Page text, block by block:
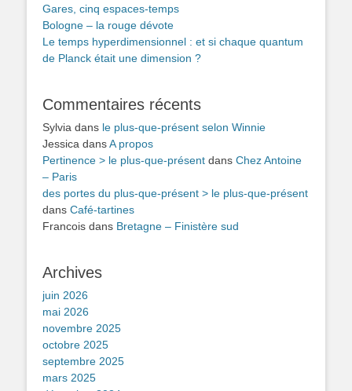
Gares, cinq espaces-temps
Bologne – la rouge dévote
Le temps hyperdimensionnel : et si chaque quantum
de Planck était une dimension ?
Commentaires récents
Sylvia dans le plus-que-présent selon Winnie
Jessica dansA propos
Pertinence > le plus-que-présent dans Chez Antoine
– Paris
des portes du plus-que-présent > le plus-que-présent
dans Café-tartines
Francois dans Bretagne – Finistère sud
Archives
juin 2026
mai 2026
novembre 2025
octobre 2025
septembre 2025
mars 2025